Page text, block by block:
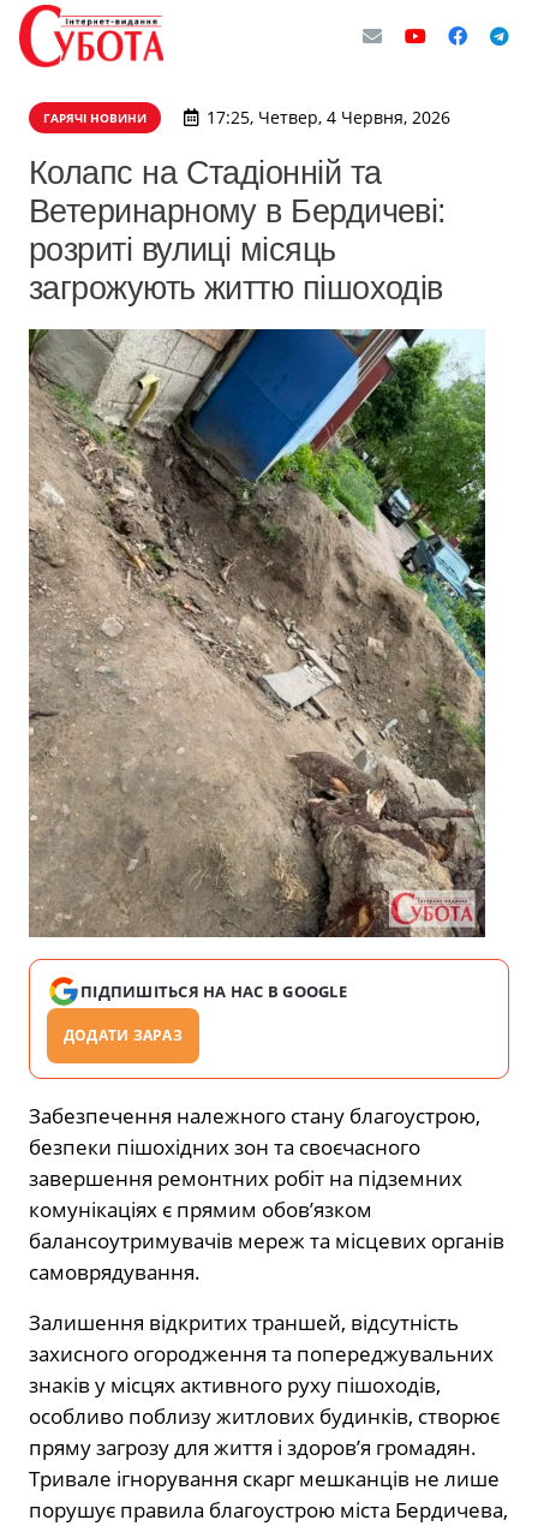
ГАРЯЧІ НОВИНИ 17:25, Четвер, 4 Червня, 2026
Колапс на Стадіонній та
Ветеринарному в Бердичеві:
розриті вулиці місяць
загрожують життю пішоходів
ПІДПИШІТЬСЯ НА НАС В GOOGLE
ДОДАТИ ЗАРАЗ
Забезпечення належного стану благоустрою,
безпеки пішохідних зон та своєчасного
завершення ремонтних робіт на підземних
комунікаціях є прямим обов’язком
балансоутримувачів мереж та місцевих органів
самоврядування.
Залишення відкритих траншей, відсутність
захисного огородження та попереджувальних
знаків у місцях активного руху пішоходів,
особливо поблизу житлових будинків, створює
пряму загрозу для життя і здоров’я громадян.
Тривале ігнорування скарг мешканців не лише
порушує правила благоустрою міста Бердичева,